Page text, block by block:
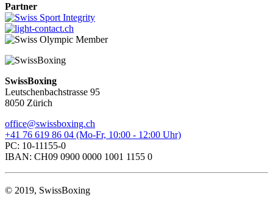
Partner
SwissBoxing
Leutschenbachstrasse 95
8050 Zürich
office@swissboxing.ch
+41 76 619 86 04 (Mo-Fr, 10:00 - 12:00 Uhr)
PC: 10-11155-0
IBAN: CH09 0900 0000 1001 1155 0
© 2019, SwissBoxing